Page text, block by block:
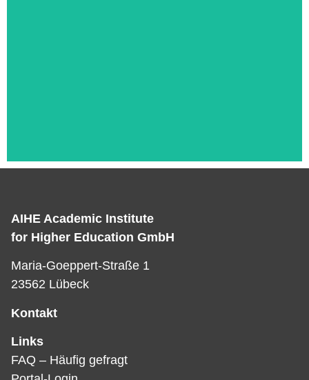
Das ist die Überschrift
adipiscing elit dolor
AIHE Academic Institute
for Higher Education GmbH
Maria-Goeppert-Straße 1
23562 Lübeck
Kontakt
Links
FAQ – Häufig gefragt